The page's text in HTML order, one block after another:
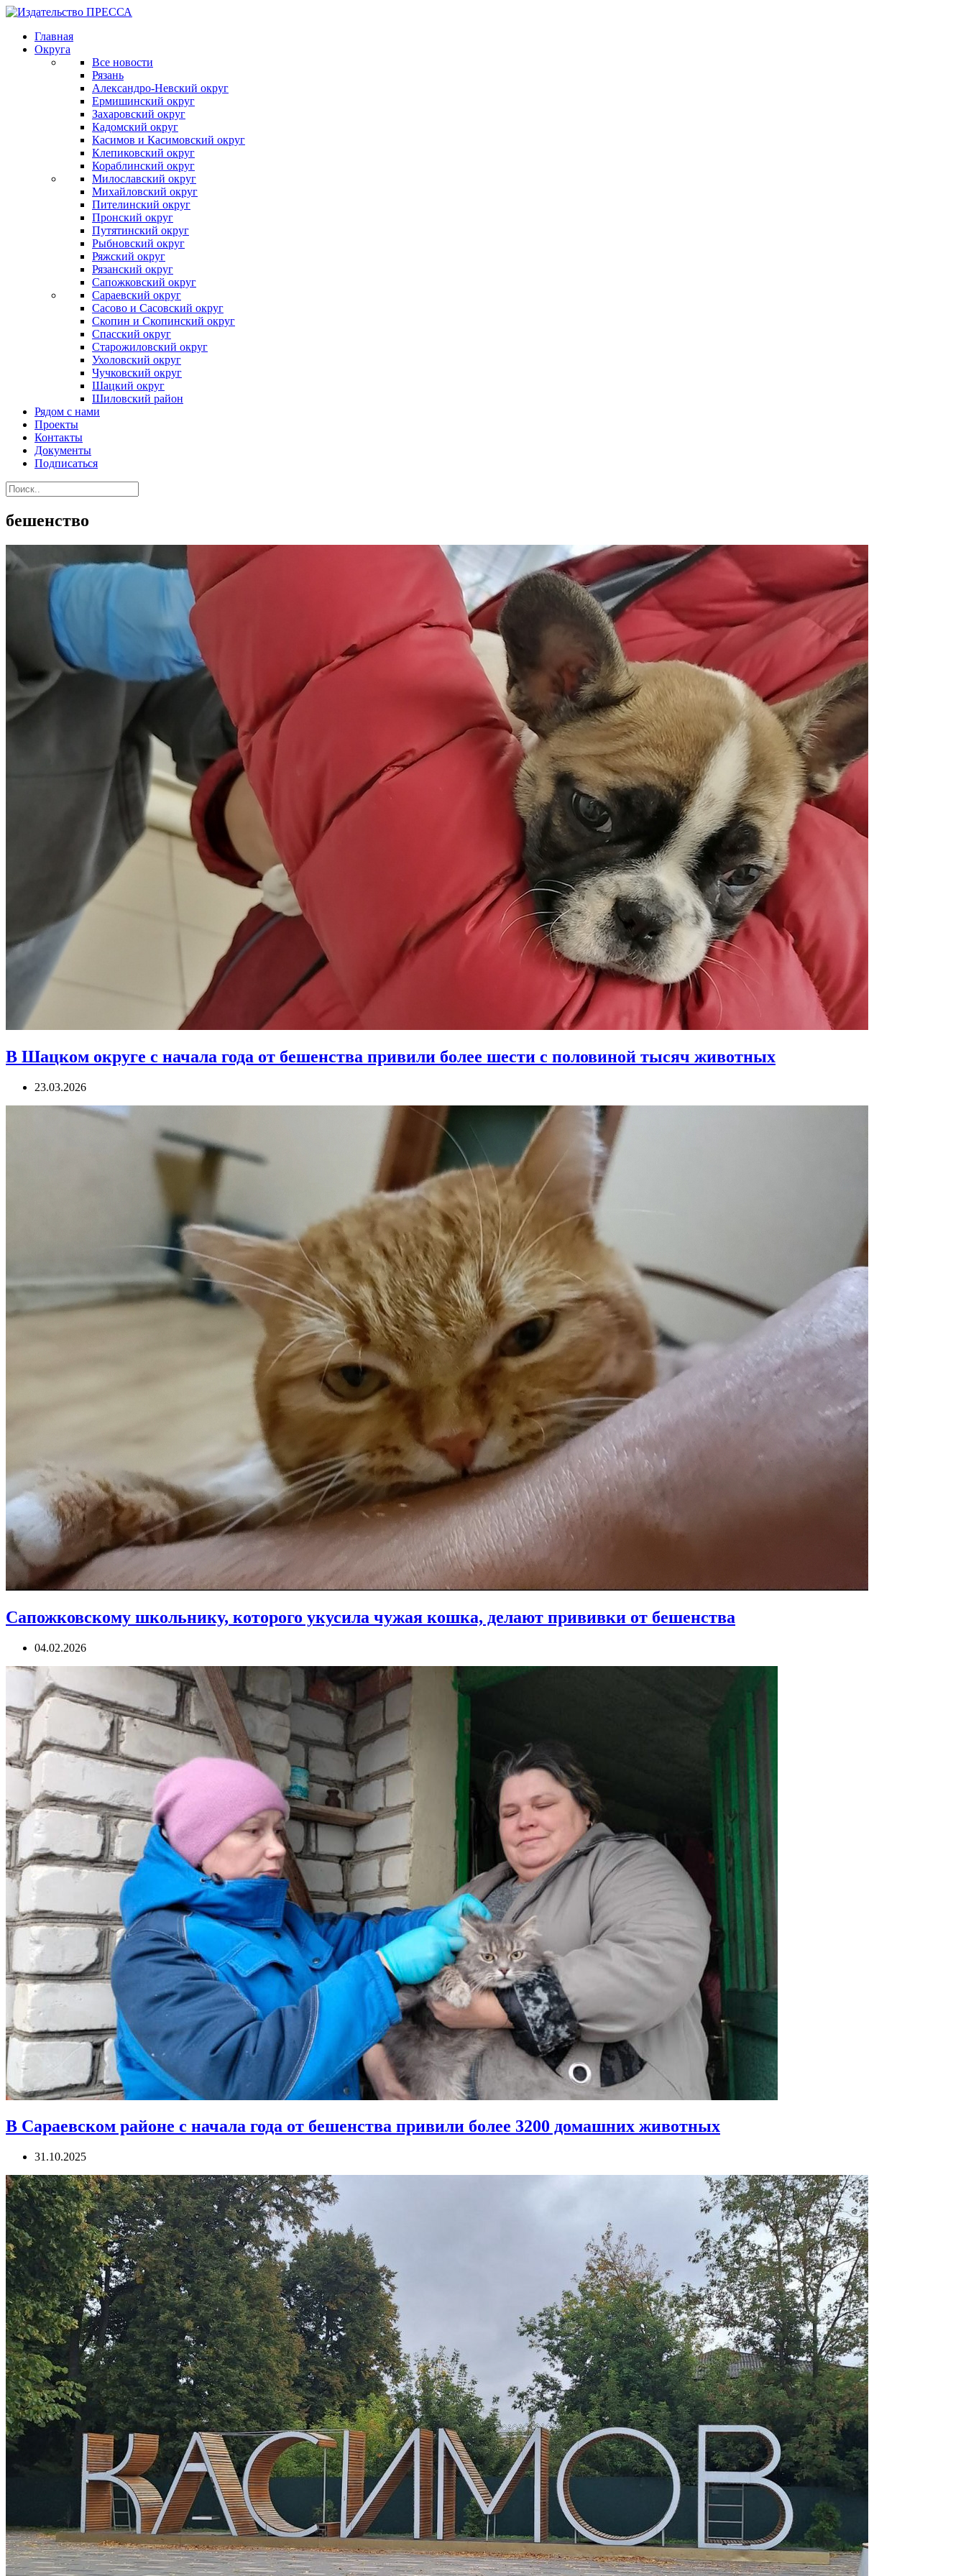
Главная
Округа
Все новости
Рязань
Александро-Невский округ
Ермишинский округ
Захаровский округ
Кадомский округ
Касимов и Касимовский округ
Клепиковский округ
Кораблинский округ
Милославский округ
Михайловский округ
Пителинский округ
Пронский округ
Путятинский округ
Рыбновский округ
Ряжский округ
Рязанский округ
Сапожковский округ
Сараевский округ
Сасово и Сасовский округ
Скопин и Скопинский округ
Спасский округ
Старожиловский округ
Ухоловский округ
Чучковский округ
Шацкий округ
Шиловский район
Рядом с нами
Проекты
Контакты
Документы
Подписаться
бешенство
В Шацком округе с начала года от бешенства привили более шести с половиной тысяч животных
23.03.2026
Сапожковскому школьнику, которого укусила чужая кошка, делают прививки от бешенства
04.02.2026
В Сараевском районе с начала года от бешенства привили более 3200 домашних животных
31.10.2025